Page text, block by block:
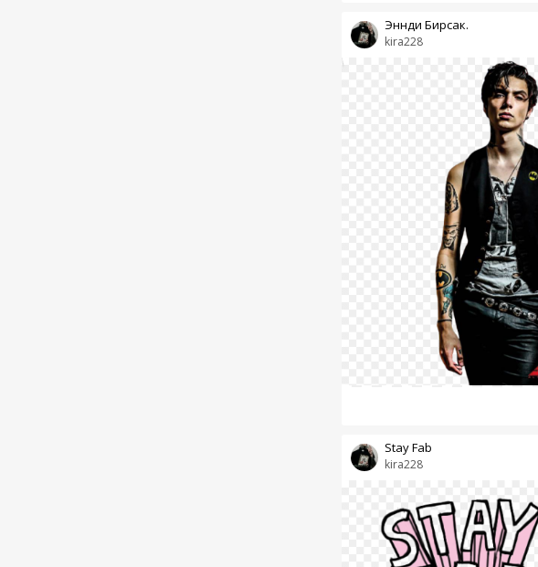
kira228
Эннди Бирсак.
kira228
Stay Fab